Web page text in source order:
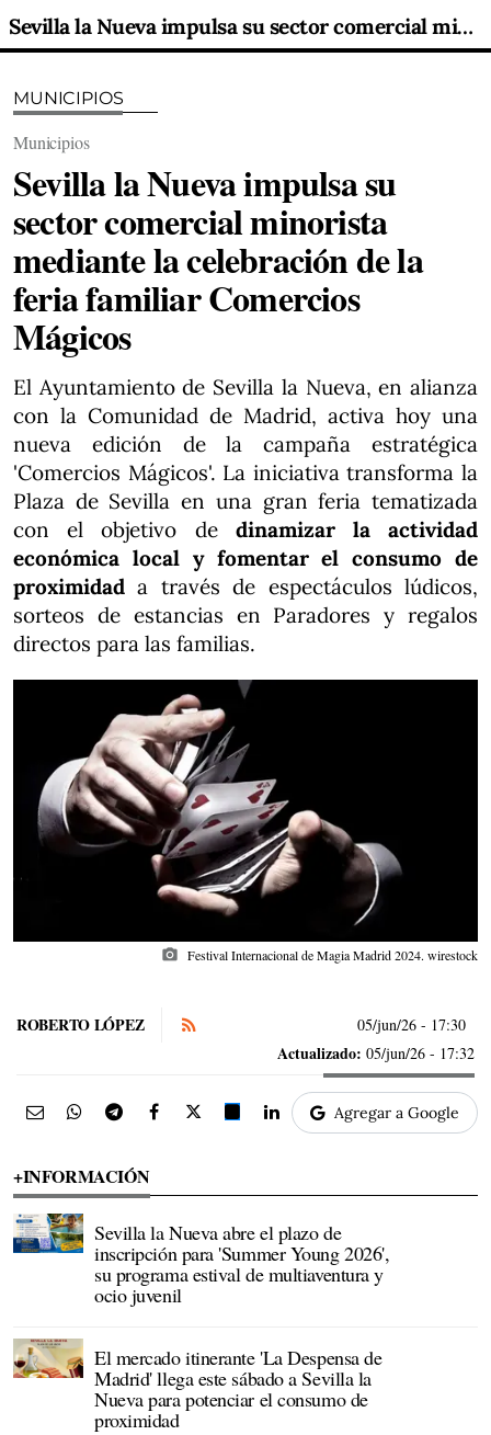
Sevilla la Nueva impulsa su sector comercial minorista mediante la celebración de la feria familiar Comercios Mágicos
MUNICIPIOS
Municipios
Sevilla la Nueva impulsa su
sector comercial minorista
mediante la celebración de la
feria familiar Comercios
Mágicos
El Ayuntamiento de Sevilla la Nueva, en alianza
con la Comunidad de Madrid, activa hoy una
nueva edición de la campaña estratégica
'Comercios Mágicos'. La iniciativa transforma la
Plaza de Sevilla en una gran feria tematizada
con el objetivo de dinamizar la actividad
económica local y fomentar el consumo de
proximidad a través de espectáculos lúdicos,
sorteos de estancias en Paradores y regalos
directos para las familias.
photo_camera Festival Internacional de Magia Madrid 2024. wirestock
ROBERTO LÓPEZ 05/jun/26 - 17:30
Actualizado: 05/jun/26 - 17:32
Agregar a Google
+INFORMACIÓN
Sevilla la Nueva abre el plazo de
inscripción para 'Summer Young 2026',
su programa estival de multiaventura y
ocio juvenil
El mercado itinerante 'La Despensa de
Madrid' llega este sábado a Sevilla la
Nueva para potenciar el consumo de
proximidad